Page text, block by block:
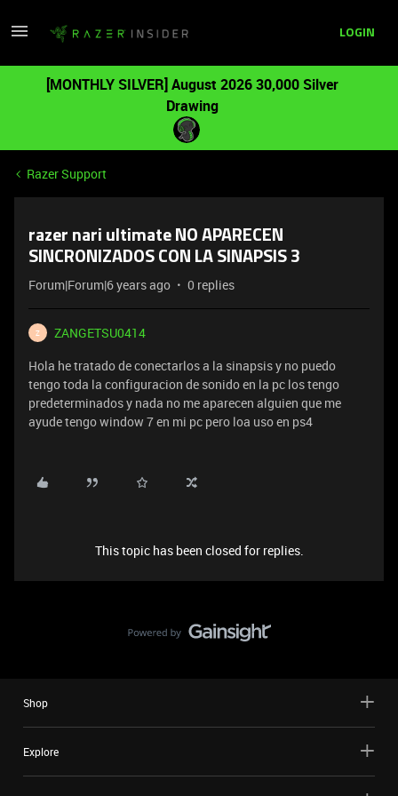
LOGIN
[MONTHLY SILVER] August 2026 30,000 Silver
Drawing
Razer Support
razer nari ultimate NO APARECEN
SINCRONIZADOS CON LA SINAPSIS 3
Forum|Forum|6 years ago 0 replies
Z
ZANGETSU0414
Hola he tratado de conectarlos a la sinapsis y no puedo
tengo toda la configuracion de sonido en la pc los tengo
predeterminados y nada no me aparecen alguien que me
ayude tengo window 7 en mi pc pero loa uso en ps4
This topic has been closed for replies.
Shop
Explore